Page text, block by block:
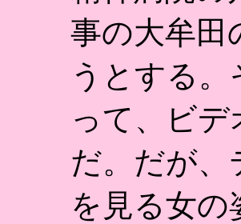
事の大牟田
うとする
って、ビ
だ。だが、
を見る女